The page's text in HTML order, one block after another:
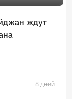
ждут
8 дней